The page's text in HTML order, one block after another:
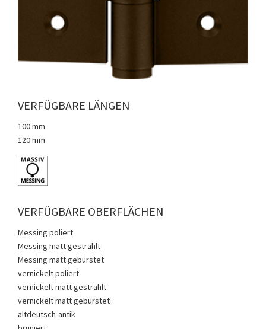
VERFÜGBARE LÄNGEN
100 mm
120 mm
VERFÜGBARE OBERFLÄCHEN
Messing poliert
Messing matt gestrahlt
Messing matt gebürstet
vernickelt poliert
vernickelt matt gestrahlt
vernickelt matt gebürstet
altdeutsch-antik